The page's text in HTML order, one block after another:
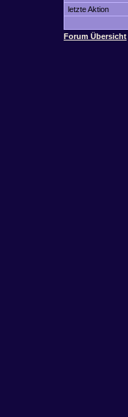
letzte Aktion
Forum Übersicht